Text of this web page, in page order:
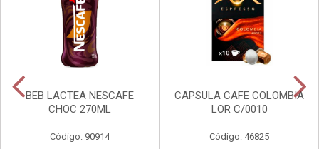
BEB LACTEA NESCAFE
CHOC 270ML
Código: 90914
CAPSULA CAFE COLOMBIA
LOR C/0010
Código: 46825